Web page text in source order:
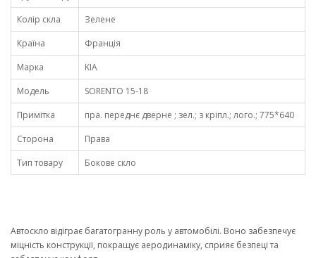
Колір скла
Зелене
Країна
Франція
Марка
KIA
Модель
SORENTO 15-18
Примітка
пра. переднє дверне ; зел.; з кріпл.; лого.; 775*640
Сторона
Права
Тип товару
Бокове скло
Автоскло відіграє багатогранну роль у автомобілі. Воно забезпечує
міцність конструкції, покращує аеродинаміку, сприяє безпеці та